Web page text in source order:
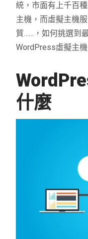
統，市面有上千百
主機，而虛擬主機
質……，如何挑選到
WordPress虛擬主
什麼